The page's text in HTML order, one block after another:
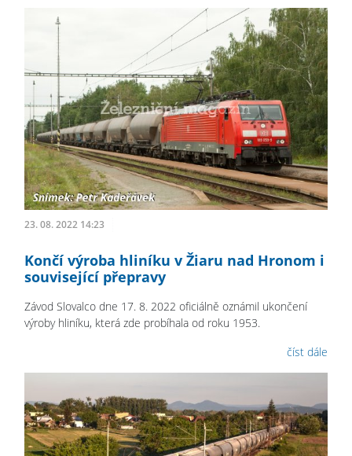
23. 08. 2022 14:23
Končí výroba hliníku v Žiaru nad Hronom i
související přepravy
Závod Slovalco dne 17. 8. 2022 oficiálně oznámil ukončení
výroby hliníku, která zde probíhala od roku 1953.
číst dále